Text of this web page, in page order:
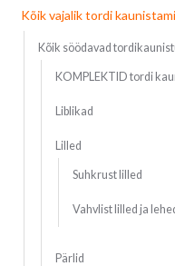
Kõik vajalik tordi
Kõik söödavad
KOMPLEKTID tordi
Liblikad
Lilled
Suhkrust lilled
Vahvlist lilled ja
Pärlid